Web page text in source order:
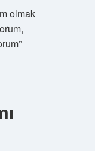
olmak